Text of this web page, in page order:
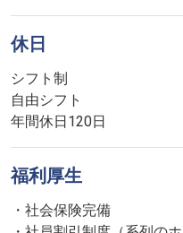
休日
シフト制
自由シフト
年間休日120日
福利厚生
・社会保険完備